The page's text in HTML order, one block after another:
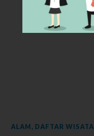
ALAM, DAFTAR WISATA